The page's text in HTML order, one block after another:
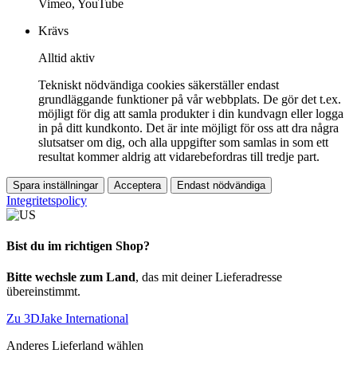
Vimeo, YouTube
Krävs
Alltid aktiv
Tekniskt nödvändiga cookies säkerställer endast
grundläggande funktioner på vår webbplats. De gör det t.ex.
möjligt för dig att samla produkter i din kundvagn eller logga
in på ditt kundkonto. Det är inte möjligt för oss att dra några
slutsatser om dig, och alla uppgifter som samlas in som ett
resultat kommer aldrig att vidarebefordras till tredje part.
Spara inställningar Acceptera Endast nödvändiga
Integritetspolicy
Bist du im richtigen Shop?
Bitte wechsle zum Land, das mit deiner Lieferadresse
übereinstimmt.
Zu 3DJake International
Anderes Lieferland wählen